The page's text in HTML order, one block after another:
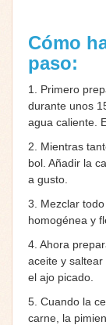
Cómo
paso:
1. Primero
durante unos
agua caliente.
2. Mientras
bol. Añadir la
a gusto.
3. Mezclar
homogénea y
4. Ahora
aceite y
el ajo picado.
5. Cuando la
carne, la